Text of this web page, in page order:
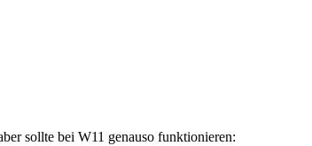
sollte bei W11 genauso funktionieren: